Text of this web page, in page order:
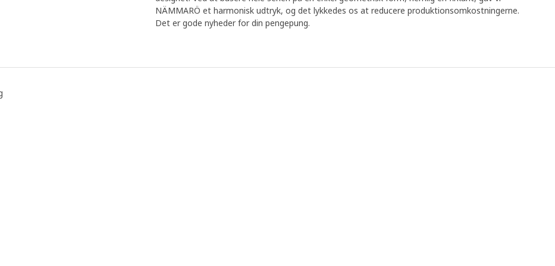
Anders.
NÄMMARÖ et harmonisk udtryk, og det lykkedes os at reducere produktionsomkostningerne.
Det er gode nyheder for din pengepung.